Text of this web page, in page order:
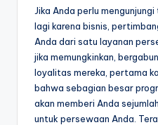
Jika Anda perlu
lagi karena bisnis,
Anda dari satu layanan
jika memungkinkan,
loyalitas mereka, pertama
bahwa sebagian besar
akan memberi Anda
untuk persewaan Anda.